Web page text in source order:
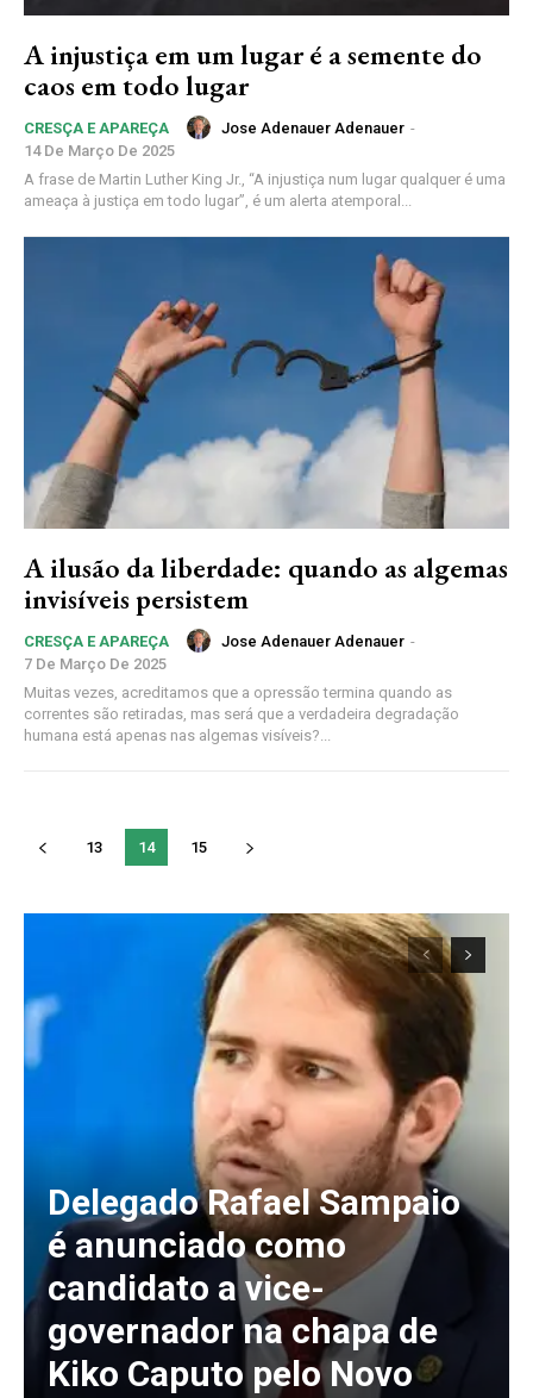
A injustiça em um lugar é a semente do
caos em todo lugar
CRESÇA E APAREÇA Jose Adenauer Adenauer -
14 De Março De 2025
A frase de Martin Luther King Jr., “A injustiça num lugar qualquer é uma
ameaça à justiça em todo lugar”, é um alerta atemporal...
A ilusão da liberdade: quando as algemas
invisíveis persistem
CRESÇA E APAREÇA Jose Adenauer Adenauer -
7 De Março De 2025
Muitas vezes, acreditamos que a opressão termina quando as
correntes são retiradas, mas será que a verdadeira degradação
humana está apenas nas algemas visíveis?...
13 14 15
Delegado Rafael Sampaio
é anunciado como
candidato a vice-
governador na chapa de
Kiko Caputo pelo Novo